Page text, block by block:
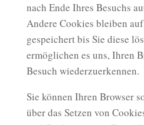
nach Ende Ihres Besuchs
Andere Cookies bleiben
gespeichert bis Sie diese
ermöglichen es uns, Ihren
Besuch wiederzuerkennen.
Sie können Ihren Browser
über das Setzen von